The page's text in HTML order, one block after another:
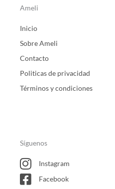
Ameli
Inicio
Sobre Ameli
Contacto
Politicas de privacidad
Términos y condiciones
Síguenos
Instagram
Facebook